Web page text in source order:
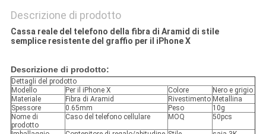
Descrizione di prodotto
Cassa reale del telefono della fibra di Aramid di stile
semplice resistente del graffio per il iPhone X
Descrizione di prodotto:
Dettagli del prodotto
Modello
Per il iPhone X Colore
Nero e grigio
Materiale
Fibra di Aramid Rivestimento Metallina
Spessore
0.65mm Peso
10g
Nome di
prodotto
Caso del telefono cellulare MOQ 50pcs